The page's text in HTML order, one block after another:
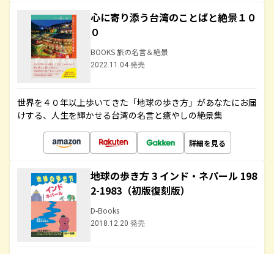
心に寄り添う台湾のことばと絶景１０
０
BOOKS 旅の名言＆絶景
2022.11.04 発売
世界を４０年以上歩いてきた「地球の歩き方」があなたにお届
けする、人生を輝かせる台湾の名言と癒やしの絶景集
詳細を見る
地球の歩き方 3 インド・ネパール 198
2-1983（初版復刻版）
D-Books
2018.12.20 発売